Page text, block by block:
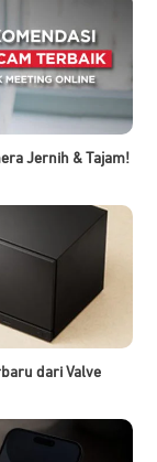
Jernih & Tajam!
dari Valve